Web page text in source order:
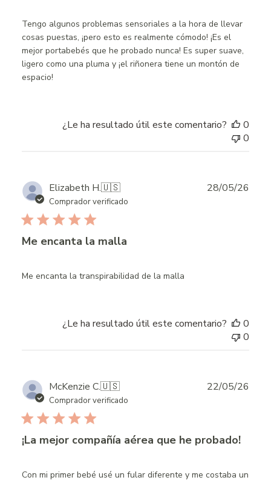
Tengo algunos problemas sensoriales a la hora de llevar
cosas puestas, ¡pero esto es realmente cómodo! ¡Es el
mejor portabebés que he probado nunca! Es super suave,
ligero como una pluma y ¡el riñonera tiene un montón de
espacio!
¿Le ha resultado útil este comentario?
0
0
Elizabeth H.🇺🇸
Comprador verificado
Me encanta la malla
Me encanta la transpirabilidad de la malla
28/05/26
¿Le ha resultado útil este comentario?
0
0
McKenzie C.🇺🇸
Comprador verificado
¡La mejor compañía aérea que he probado!
Con mi primer bebé usé un fular diferente y me costaba un
22/05/26